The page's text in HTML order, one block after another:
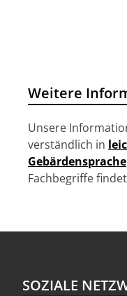
o
n
Weitere
Unsere
verständlich in
Gebärdensprache
Fachbegriffe
SOZIALE